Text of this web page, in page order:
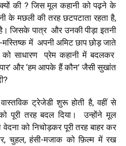
की ? जिस मूल कहानी को पढ़ने के
के मछली की तरह छटपटाता रहता है,
जिसके पात्र और उनकी पीड़ा इतनी
में अपनी अमिट छाप छोड़ जाते
साधारण प्रेम कहानी में बदलकर
पार’ और ‘हम आपके हैं कौन’ जैसी सुखांत
ट्रेजेडी शुरू होती है, वहीं से
पूरी तरह बदल दिया। उन्होंने मूल
वेदना को निचोड़कर पूरी तरह बाहर कर
चुहल, हंसी-मजाक को फ़िल्म में रख